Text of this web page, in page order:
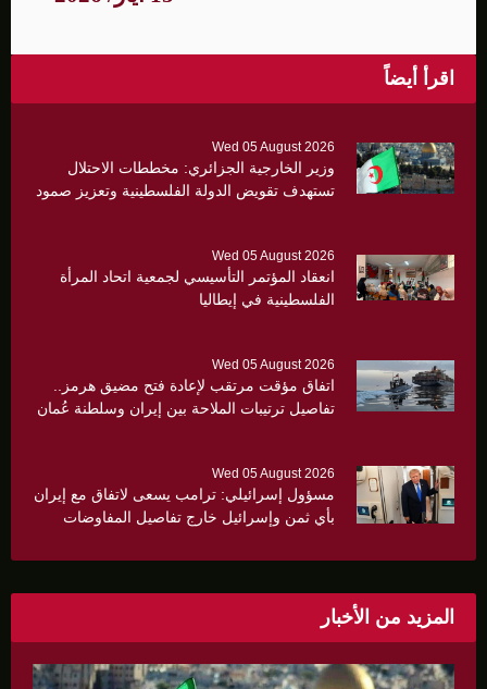
اقرأ أيضاً
Wed 05 August 2026
وزير الخارجية الجزائري: مخططات الاحتلال
تستهدف تقويض الدولة الفلسطينية وتعزيز صمود
Wed 05 August 2026
انعقاد المؤتمر التأسيسي لجمعية اتحاد المرأة
الفلسطينية في إيطاليا
Wed 05 August 2026
اتفاق مؤقت مرتقب لإعادة فتح مضيق هرمز..
تفاصيل ترتيبات الملاحة بين إيران وسلطنة عُمان
Wed 05 August 2026
مسؤول إسرائيلي: ترامب يسعى لاتفاق مع إيران
بأي ثمن وإسرائيل خارج تفاصيل المفاوضات
المزيد من الأخبار